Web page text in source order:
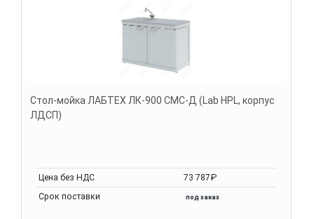
Стол-мойка ЛАБТЕХ ЛК-900 СМС-Д (Lab HPL, корпус
ЛДСП)
Цена без НДС
73 787₽
Срок поставки
под заказ